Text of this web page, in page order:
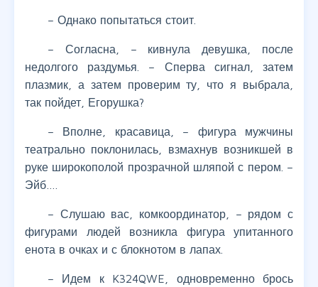
– Однако попытаться стоит.
– Согласна, – кивнула девушка, после
недолгого раздумья. – Сперва сигнал, затем
плазмик, а затем проверим ту, что я выбрала,
так пойдет, Егорушка?
– Вполне, красавица, – фигура мужчины
театрально поклонилась, взмахнув возникшей в
руке широкополой прозрачной шляпой с пером. –
Эйб….
– Слушаю вас, комкоординатор, – рядом с
фигурами людей возникла фигура упитанного
енота в очках и с блокнотом в лапах.
– Идем к K324QWE, одновременно брось